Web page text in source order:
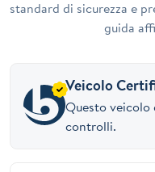
standard di sicurezza e
guida
Veicolo
Questo veicolo
controlli.